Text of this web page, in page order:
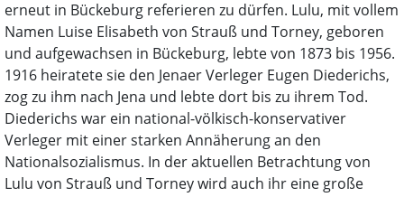
erneut in Bückeburg referieren zu dürfen. Lulu, mit vollem
Namen Luise Elisabeth von Strauß und Torney, geboren
und aufgewachsen in Bückeburg, lebte von 1873 bis 1956.
1916 heiratete sie den Jenaer Verleger Eugen Diederichs,
zog zu ihm nach Jena und lebte dort bis zu ihrem Tod.
Diederichs war ein national-völkisch-konservativer
Verleger mit einer starken Annäherung an den
Nationalsozialismus. In der aktuellen Betrachtung von
Lulu von Strauß und Torney wird auch ihr eine große